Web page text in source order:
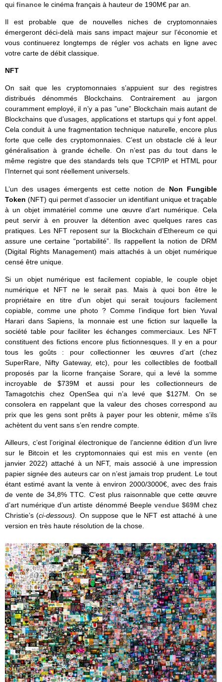
qui finance le cinéma français à hauteur de 190M€ par an.
Il est probable que de nouvelles niches de cryptomonnaies
émergeront déci-delà mais sans impact majeur sur l’économie et
vous continuerez longtemps de régler vos achats en ligne avec
votre carte de débit classique.
NFT
On sait que les cryptomonnaies s’appuient sur des registres
distribués dénommés Blockchains. Contrairement au jargon
couramment employé, il n’y a pas ”une” Blockchain mais autant de
Blockchains que d’usages, applications et startups qui y font appel.
Cela conduit à une fragmentation technique naturelle, encore plus
forte que celle des cryptomonnaies. C’est un obstacle clé à leur
généralisation à grande échelle. On n’est pas du tout dans le
même registre que des standards tels que TCP/IP et HTML pour
l’Internet qui sont réellement universels.
L’un des usages émergents est cette notion de Non Fungible
Token(NFT) qui permet d’associer un identifiant unique et traçable
à un objet immatériel comme une œuvre d’art numérique. Cela
peut servir à en prouver la détention avec quelques rares cas
pratiques. Les NFT reposent sur la Blockchain d’Ethereum ce qui
assure une certaine “portabilité”. Ils rappellent la notion de DRM
(Digital Rights Management) mais attachés à un objet numérique
censé être unique.
Si un objet numérique est facilement copiable, le couple objet
numérique et NFT ne le serait pas. Mais à quoi bon être le
propriétaire en titre d’un objet qui serait toujours facilement
copiable, comme une photo ? Comme l’indique fort bien Yuval
Harari dans Sapiens, la monnaie est une fiction sur laquelle la
société table pour faciliter les échanges commerciaux. Les NFT
constituent des fictions encore plus fictionnesques. Il y en a pour
tous les goûts : pour collectionner les œuvres d’art (chez
SuperRare, Nifty Gateway, etc), pour les collectibles de football
proposés par la licorne française Sorare, qui a levé la somme
incroyable de $739M et aussi pour les collectionneurs de
Tamagotchis chez OpenSea qui n’a levé que $127M. On se
consolera en rappelant que la valeur des choses correspond au
prix que les gens sont prêts à payer pour les obtenir, même s’ils
achètent du vent sans s’en rendre compte.
Ailleurs, c’est l’original électronique de l’ancienne édition d’un livre
sur le Bitcoin et les cryptomonnaies qui est mis en vente (en
janvier 2022) attaché à un NFT, mais associé à une impression
papier signée des auteurs car on n’est jamais trop prudent. Le tout
étant estimé avant la vente à environ 2000/3000€, avec des frais
de vente de 34,8% TTC. C’est plus raisonnable que cette œuvre
d’art numérique d’un artiste dénommé Beeple vendue $69M chez
Christie’s (ci-dessous). On suppose que le NFT est attaché à une
version en très haute résolution de la chose.